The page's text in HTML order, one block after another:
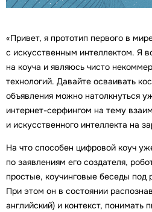
«Привет, я прототип первого в
с искусственным интеллектом. Я
на коуча и являюсь чисто
технологий. Давайте осваивать
объявления можно натолкнуться
интернет-серфингом на тему
и искусственного интеллекта на
На что способен цифровой коуч
по заявлениям его создателя,
простые, коучинговые беседы под
При этом он в состоянии
английский) и контекст,